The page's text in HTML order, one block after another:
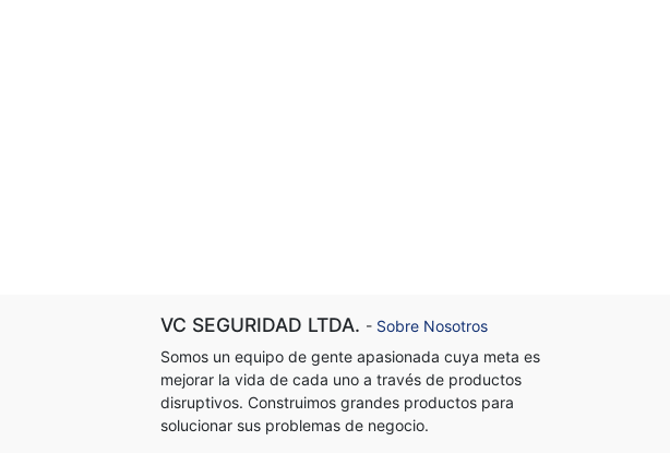
VC SEGURIDAD LTDA. - Sobre Nosotros
Somos un equipo de gente apasionada cuya meta es
mejorar la vida de cada uno a través de productos
disruptivos. Construimos grandes productos para
solucionar sus problemas de negocio.